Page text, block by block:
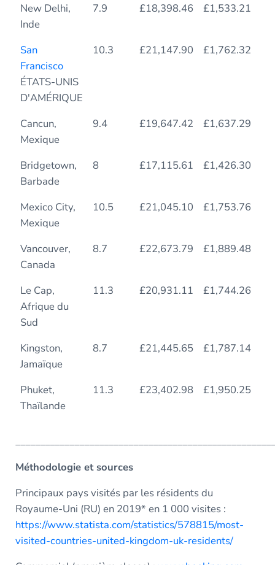
New Delhi,
Inde
7.9 £18,398.46 £1,533.21
San
Francisco
ÉTATS-UNIS
D'AMÉRIQUE
10.3 £21,147.90 £1,762.32
Cancun,
Mexique
9.4 £19,647.42 £1,637.29
Bridgetown,
Barbade
8 £17,115.61 £1,426.30
Mexico City,
Mexique
10.5 £21,045.10 £1,753.76
Vancouver,
Canada
8.7 £22,673.79 £1,889.48
Le Cap,
Afrique du
Sud
11.3 £20,931.11 £1,744.26
Kingston,
Jamaïque
8.7 £21,445.65 £1,787.14
Phuket,
Thaïlande
11.3 £23,402.98 £1,950.25
Méthodologie et sources
Principaux pays visités par les résidents du
Royaume-Uni (RU) en 2019* en 1 000 visites :
https://www.statista.com/statistics/578815/most-
visited-countries-united-kingdom-uk-residents/